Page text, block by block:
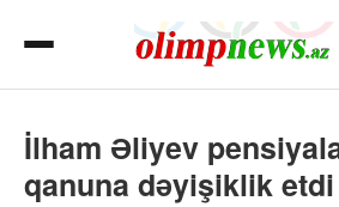
İlham Əliyev
qanuna dəyişiklik etdi